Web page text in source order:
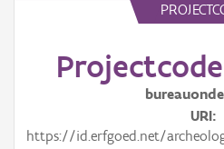
URI
https://id.erfgoed.net/